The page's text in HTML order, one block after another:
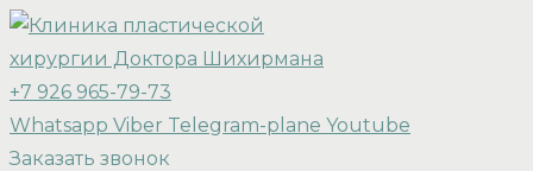
+7 926 965-79-73
Whatsapp Viber Telegram-plane Youtube
Заказать звонок